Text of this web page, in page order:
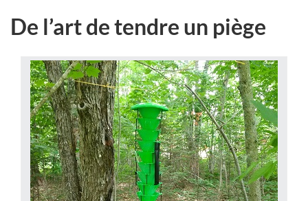
De l’art de tendre un piège